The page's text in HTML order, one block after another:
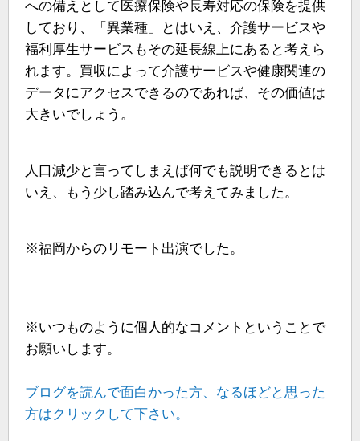
への備えとして医療保険や長寿対応の保険を提供
しており、「異業種」とはいえ、介護サービスや
福利厚生サービスもその延長線上にあると考えら
れます。買収によって介護サービスや健康関連の
データにアクセスできるのであれば、その価値は
大きいでしょう。
人口減少と言ってしまえば何でも説明できるとは
いえ、もう少し踏み込んで考えてみました。
※福岡からのリモート出演でした。
※いつものように個人的なコメントということで
お願いします。
ブログを読んで面白かった方、なるほどと思った
方はクリックして下さい。